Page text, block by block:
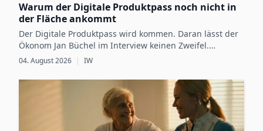
Warum der Digitale Produktpass noch nicht in
der Fläche ankommt
Der Digitale Produktpass wird kommen. Daran lässt der
Ökonom Jan Büchel im Interview keinen Zweifel.
Dennoch besteht zwischen den regulatorischen
Produktgruppen verbindlich werden, und der
betrieblichen Vorbereitung darauf weiterhin eine Lücke.
04. August 2026 | IW